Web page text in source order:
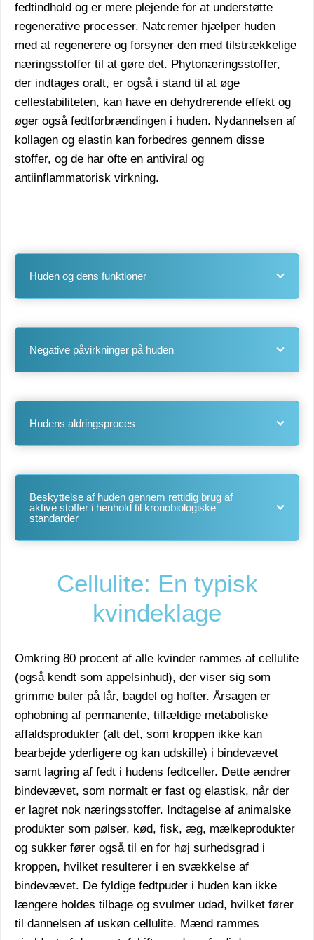
fedtindhold og er mere plejende for at understøtte
regenerative processer. Natcremer hjælper huden
med at regenerere og forsyner den med tilstrækkelige
næringsstoffer til at gøre det. Phytonæringsstoffer,
der indtages oralt, er også i stand til at øge
cellestabiliteten, kan have en dehydrerende effekt og
øger også fedtforbrændingen i huden. Nydannelsen af
kollagen og elastin kan forbedres gennem disse
stoffer, og de har ofte en antiviral og
antiinflammatorisk virkning.
Huden og dens funktioner
Negative påvirkninger på huden
Hudens aldringsproces
Beskyttelse af huden gennem rettidig brug af
aktive stoffer i henhold til kronobiologiske
standarder
Cellulite: En typisk
kvindeklage
Omkring 80 procent af alle kvinder rammes af cellulite
(også kendt som appelsinhud), der viser sig som
grimme buler på lår, bagdel og hofter. Årsagen er
ophobning af permanente, tilfældige metaboliske
affaldsprodukter (alt det, som kroppen ikke kan
bearbejde yderligere og kan udskille) i bindevævet
samt lagring af fedt i hudens fedtceller. Dette ændrer
bindevævet, som normalt er fast og elastisk, når der
er lagret nok næringsstoffer. Indtagelse af animalske
produkter som pølser, kød, fisk, æg, mælkeprodukter
og sukker fører også til en for høj surhedsgrad i
kroppen, hvilket resulterer i en svækkelse af
bindevævet. De fyldige fedtpuder i huden kan ikke
længere holdes tilbage og svulmer udad, hvilket fører
til dannelsen af uskøn cellulite. Mænd rammes